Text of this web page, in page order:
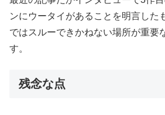
ンにウータイがあることを明言した
ではスルーできかねない場所が重要
す。
残念な点